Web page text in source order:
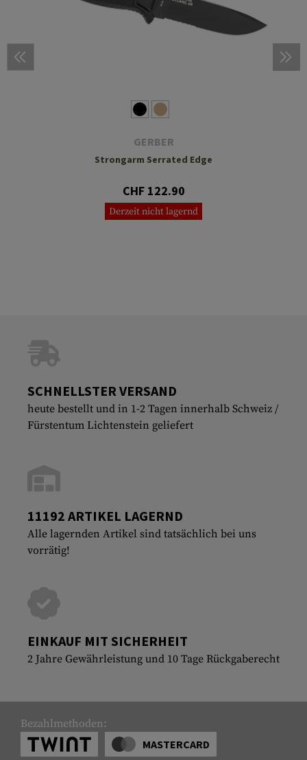
GERBER
Strongarm Serrated Edge
CHF 122.90
Derzeit nicht lagernd
SCHNELLSTER VERSAND
heute bestellt und in 1-2 Tagen innerhalb Schweiz /
Fürstentum Lichtenstein geliefert
11192 ARTIKEL LAGERND
Alle lagernden Artikel sind tatsächlich bei uns
vorrätig!
EINKAUF MIT SICHERHEIT
2 Jahre Gewährleistung und 10 Tage Rückgaberecht
Bezahlmethoden:
MASTERCARD